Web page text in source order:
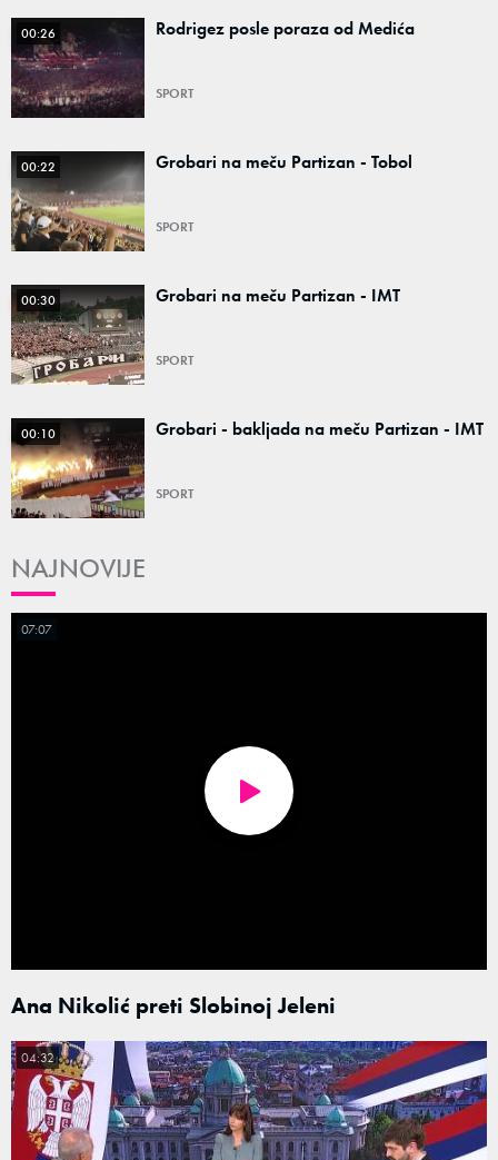
00:26 Rodrigez posle poraza od Medića
SPORT
00:22 Grobari na meču Partizan - Tobol
SPORT
00:30 Grobari na meču Partizan - IMT
SPORT
00:10 Grobari - bakljada na meču Partizan - IMT
SPORT
NAJNOVIJE
Ana Nikolić preti Slobinoj Jeleni
07:07
04:32